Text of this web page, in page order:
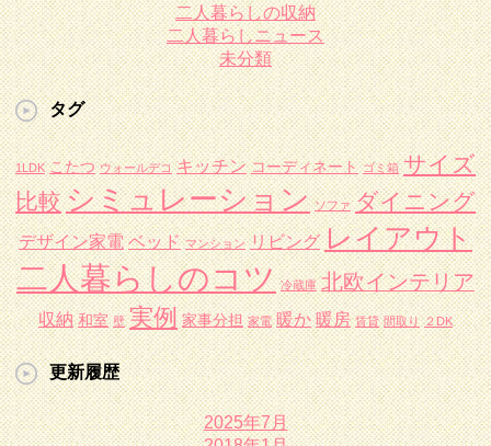
二人暮らしの収納
二人暮らしニュース
未分類
タグ
1LDK こたつ ウォールデコ キッチン コーディネート ゴミ箱 サイズ
比較シミュレーション ソファ ダイニング
デザイン家電 ベッド マンション リビング レイアウト
二人暮らしのコツ 冷蔵庫 北欧インテリア
収納 和室 壁 実例 家事分担 家電 暖か 暖房 賃貸 間取り ２DK
更新履歴
2025年7月